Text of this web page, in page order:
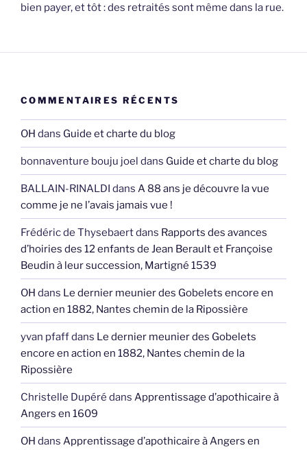
bien payer, et tôt : des retraités sont même dans la rue.
COMMENTAIRES RÉCENTS
OH dans Guide et charte du blog
bonnaventure bouju joel dans Guide et charte du blog
BALLAIN-RINALDI dans A 88 ans je découvre la vue
comme je ne l’avais jamais vue !
Frédéric de Thysebaertdans Rapports des avances
d’hoiries des 12 enfants de Jean Berault et Françoise
Beudin à leur succession, Martigné 1539
OH dans Le dernier meunier des Gobelets encore en
action en 1882, Nantes chemin de la Ripossière
yvan pfaffdans Le dernier meunier des Gobelets
encore en action en 1882, Nantes chemin de la
Ripossière
Christelle Dupéré dans Apprentissage d’apothicaire à
Angers en 1609
OH dans Apprentissage d’apothicaire à Angers en